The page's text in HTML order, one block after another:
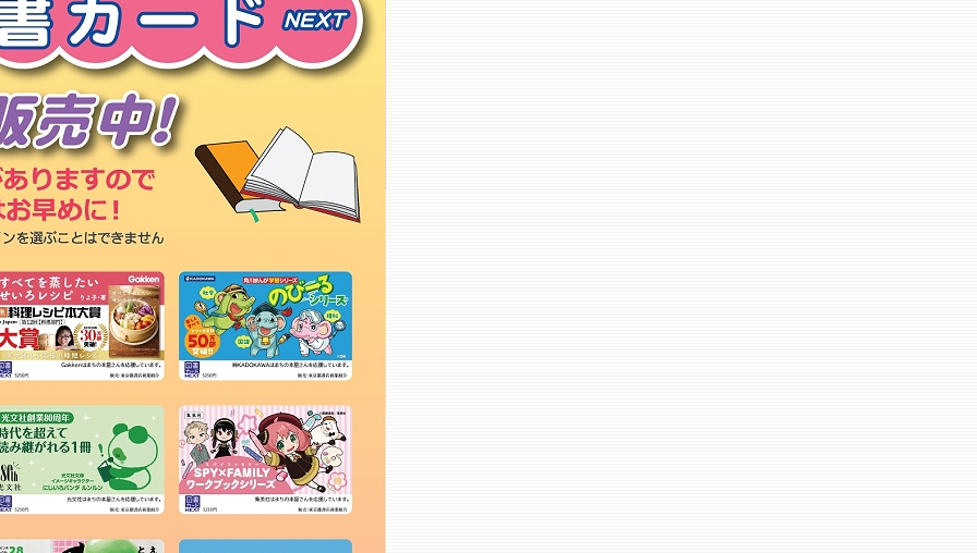
アニメイト 立川店
まちの本やさん
メロンブックス 立川店
岡野谷書店
と立川立飛
タワーレコード 立川立飛店
ヨドバシカメラ 八王子店
買取販売市場 ムーラン立川
もっと詳しく